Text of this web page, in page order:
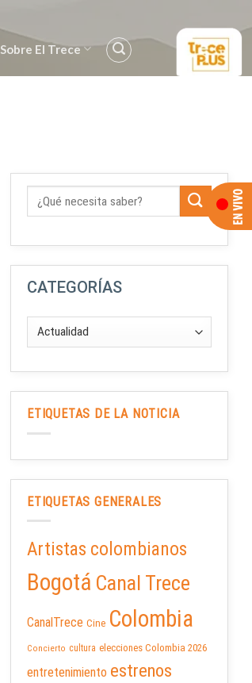
Sobre El Trece
CATEGORÍAS
ETIQUETAS DE LA NOTICIA
ETIQUETAS GENERALES
Artistas colombianos
Bogotá Canal Trece
CanalTrece Cine Colombia
Concierto cultura elecciones Colombia 2026
entretenimiento estrenos